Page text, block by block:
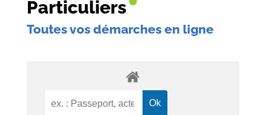
Particuliers
Toutes vos démarches en ligne